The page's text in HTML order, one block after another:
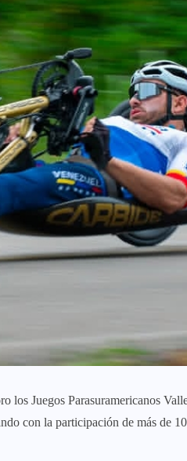
los Juegos Parasuramericanos
con la participación de más de